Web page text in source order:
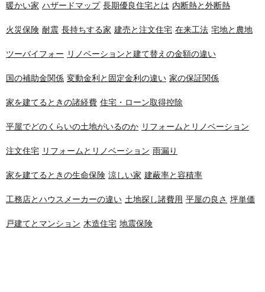
暖かい家 ハザードマップ 長期優良住宅とは 内断熱と外断熱
火災保険 耐震 長持ちする家 建売と注文住宅 在来工法 宅地と農地
ツーバイフォー リノベーションと建て替えの金額の違い
国の補助金関係 変動金利と固定金利の違い 家の保証関係
家を建てるときの諸経費 住宅・ローン取得控除
平屋でどのくらいの土地がいるのか リフォームとリノベーション
注文住宅 リフォームとリノベーション 雨漏り
家を建てるときの生命保険 涼しい家 建蔽率と容積率
工務店とハウスメーカーの違い 土地探し諸費用 平屋の良さ 坪単価
戸建てとマンション 木造住宅 地震保険